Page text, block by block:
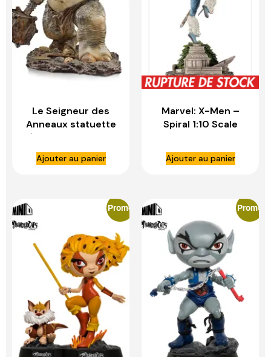
Le Seigneur des
Anneaux statuette
1/10 Deluxe BDS Art
Scale Cave Troll –
IRON STUDIOS
Ajouter au panier
Marvel: X-Men –
Spiral 1:10 Scale
STUDIOS
Ajouter au panier
Promo Promo